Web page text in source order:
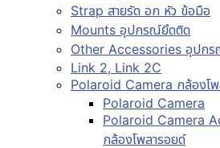
Strap สายรัด อก หัว ข้อมือ
Mounts อุปกรณ์ยึดติด
Other Accessories อุปก
Link 2, Link 2C
Polaroid Camera กล้องโพ
Polaroid Camera
Polaroid Camera
กล้องโพลารอยด์